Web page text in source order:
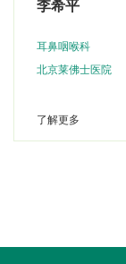
李希平
耳鼻咽喉科
北京莱佛士医院
了解更多